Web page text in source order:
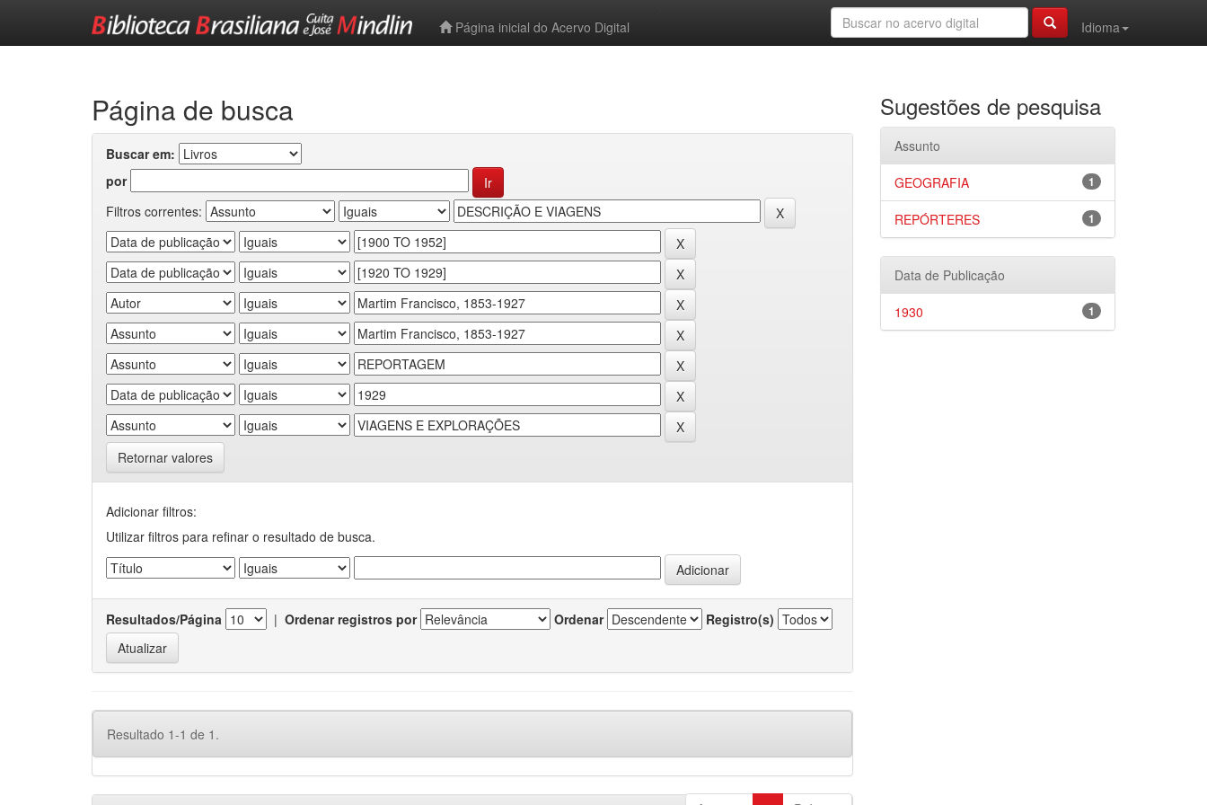
Página inicial do Acervo Digital
Idioma
Página de busca
Buscar em:
por
Filtros correntes:
Retornar valores
Adicionar filtros:
Utilizar filtros para refinar o resultado de busca.
Resultados/Página | Ordenar registros por Ordenar Registro(s)
Resultado 1-1 de 1.
Sugestões de pesquisa
Assunto
1
GEOGRAFIA
1
REPÓRTERES
Data de Publicação
1
1930